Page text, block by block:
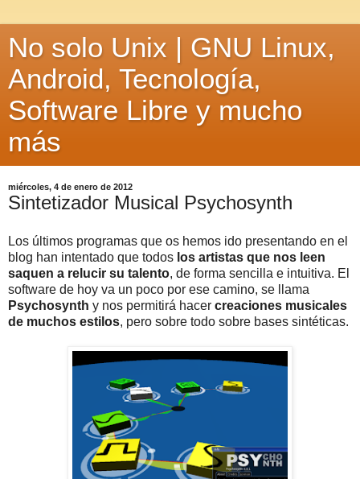
No solo Unix | GNU Linux,
Android, Tecnología,
Software Libre y mucho
más
miércoles, 4 de enero de 2012
Sintetizador Musical Psychosynth
Los últimos programas que os hemos ido presentando en el
blog han intentado que todos los artistas que nos leen
saquen a relucir su talento, de forma sencilla e intuitiva. El
software de hoy va un poco por ese camino, se llama
Psychosynth y nos permitirá hacer creaciones musicales
de muchos estilos, pero sobre todo sobre bases sintéticas.